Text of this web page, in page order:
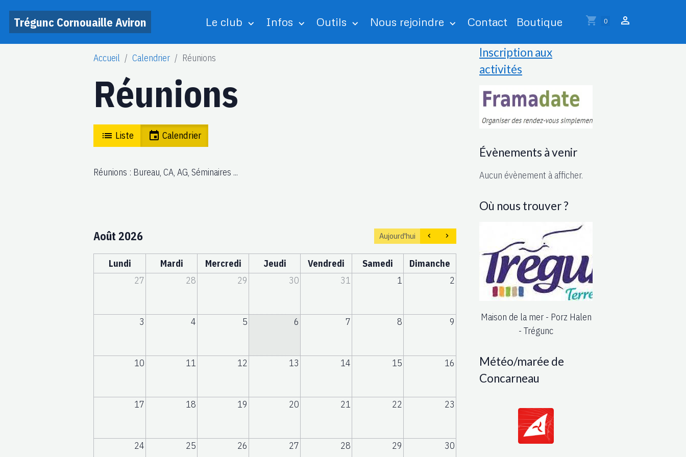
Trégunc Cornouaille Aviron Le club Infos Outils Nous rejoindre Contact Boutique 0
Accueil Calendrier Réunions
Réunions
Liste Calendrier
Réunions : Bureau, CA, AG, Séminaires ...
Août 2026 Aujourd'hui
Lundi Mardi Mercredi Jeudi Vendredi Samedi
Dimanche
27
28 29 30 31 1 2
3 4 5 6 7 8 9
10 11 12 13 14 15 16
17 18 19 20 21 22 23
24 25 26 27 28 29 30
Inscription aux
activités
Évènements à venir
Aucun évènement à afficher.
Où nous trouver ?
Maison de la mer - Porz Halen
- Trégunc
Météo/marée de
Concarneau